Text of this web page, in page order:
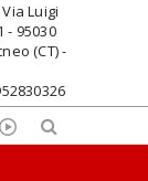
Via Luigi
- 95030
(CT) -